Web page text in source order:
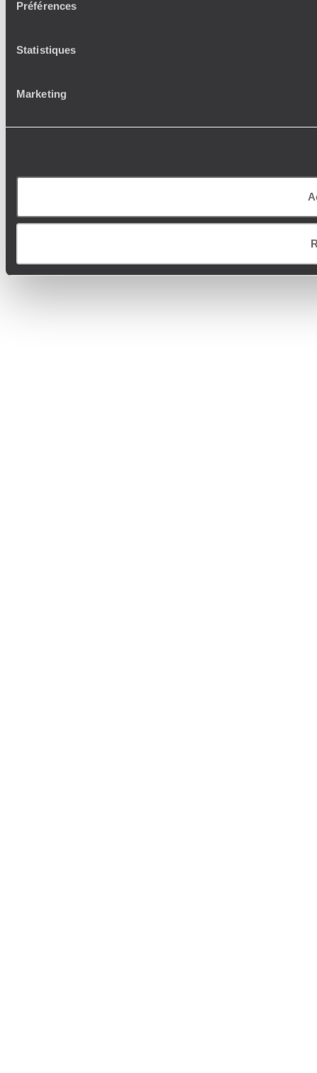
Préférences
Statistiques
Marketing